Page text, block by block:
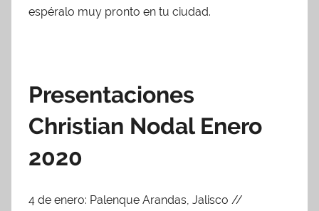
0
espéralo muy pronto en tu ciudad.
Presentaciones
Christian Nodal Enero
2020
4 de enero: Palenque Arandas, Jalisco //